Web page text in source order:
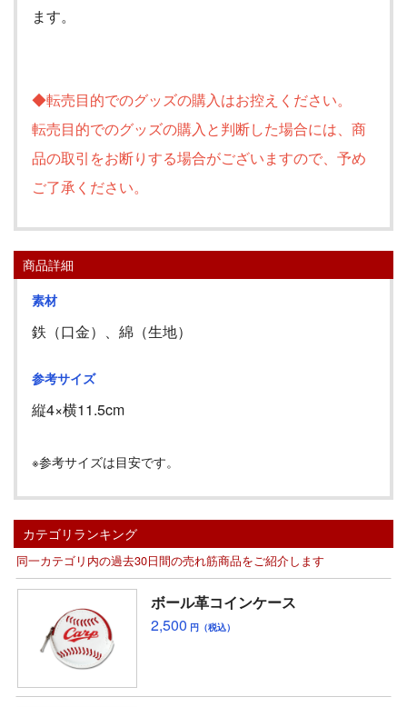
ます。
◆転売目的でのグッズの購入はお控えください。
転売目的でのグッズの購入と判断した場合には、商
品の取引をお断りする場合がございますので、予め
ご了承ください。
商品詳細
素材
鉄（口金）、綿（生地）
参考サイズ
縦4×横11.5cm
※参考サイズは目安です。
カテゴリランキング
同一カテゴリ内の過去30日間の売れ筋商品をご紹介します
ボール革コインケース
2,500 円（税込）